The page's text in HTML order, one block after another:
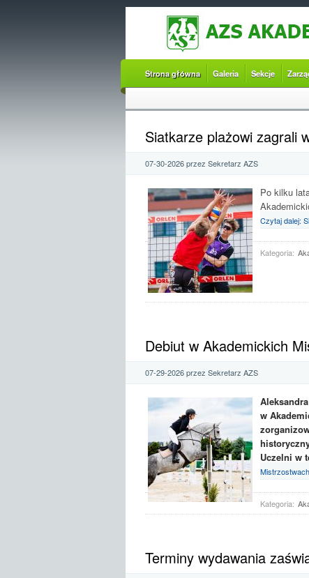
Strona główna Galeria Sekcje
Siatkarze plażowi zagrali
07-30-2026 przez Sekretarz AZS
Po kilku
Czytaj dalej:
Kategoria:
Debiut w Akademickich
07-29-2026 przez Sekretarz AZS
w
Uczelni w
Kategoria:
Terminy wydawania